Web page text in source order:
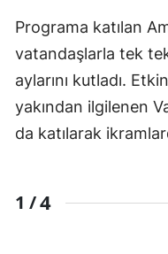
Programa katılan
vatandaşlarla tek
aylarını kutladı.
yakından ilgilenen
da katılarak
1 /4